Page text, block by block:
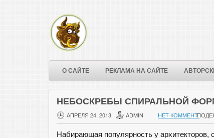
О САЙТЕ РЕКЛАМА НА САЙТЕ
НЕБОСКРЕБЫ СПИРАЛЬНОЙ
АПРЕЛЯ 24, 2013 ADMIN НЕТ КОММЕНТ.
Набирающая популярность у